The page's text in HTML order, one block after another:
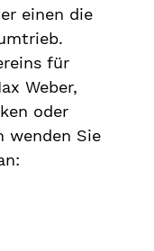
einen die
für
Weber,
oder
wenden Sie